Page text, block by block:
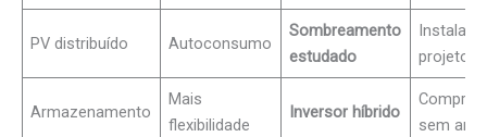
PV distribuído Autoconsumo
Sombreamento
estudado
Instalar
projeto
Armazenamento
Mais
flexibilidade
Inversor híbrido
Comprar
sem